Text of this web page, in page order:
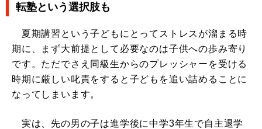
転塾という選択肢も
夏期講習という子どもにとってストレスが溜まる時
期に、まず大前提として必要なのは子供への歩み寄り
です。ただでさえ同級生からのプレッシャーを受ける
時期に厳しい叱責をすると子どもを追い詰めることに
なってしまいます。
実は、先の男の子は進学後に中学3年生で自主退学